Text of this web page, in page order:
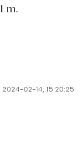
m.
2024-02-14, 15:20:25